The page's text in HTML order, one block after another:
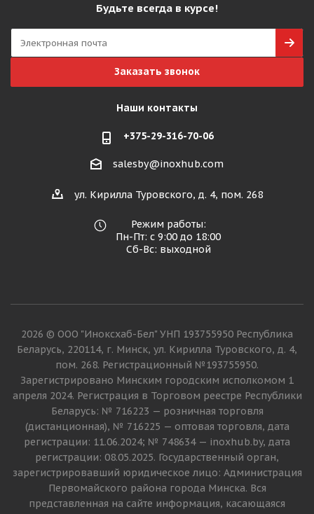
Будьте всегда в курсе!
Заказать звонок
Наши контакты
+375-29-316-70-06
salesby@inoxhub.com
ул. Кирилла Туровского, д. 4, пом. 268
Режим работы:
Пн-Пт: с 9:00 до 18:00
Сб-Вс: выходной
2026 © ООО "Иноксхаб-Бел" УНП 193755950 Республика
Беларусь, 220114, г. Минск, ул. Кирилла Туровского, д. 4,
пом. 268. Регистрационный №193755950.
Зарегистрировано Минским городским исполкомом 1
апреля 2024. Регистрация в Торговом реестре Республики
Беларусь: № 716223 — розничная торговля
(дистанционная), № 716225 — оптовая торговля, дата
регистрации: 11.06.2024; № 748634 — inoxhub.by, дата
регистрации: 08.05.2025. Государственный орган,
зарегистрировавший юридическое лицо: Администрация
Первомайского района города Минска. Вся
представленная на сайте информация, касающаяся